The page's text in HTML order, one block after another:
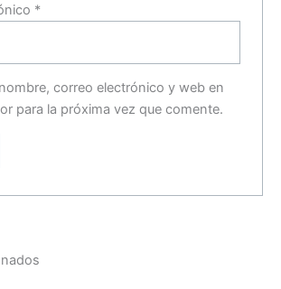
*
correo electrónico y web en
para la próxima vez que comente.